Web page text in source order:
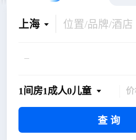
上海  位置/品牌/酒店
1间房1成人0儿童 
查 询